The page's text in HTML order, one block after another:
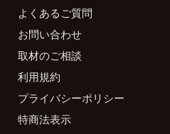
よくあるご質問
お問い合わせ
取材のご相談
利用規約
プライバシーポリシー
特商法表示